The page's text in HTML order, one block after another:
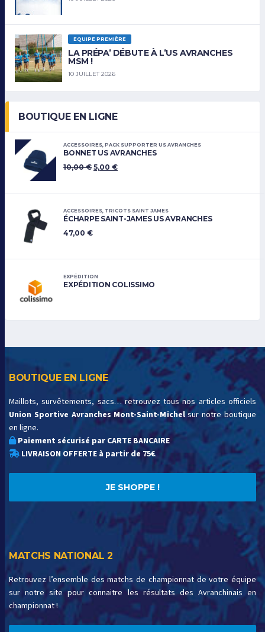
EQUIPE PREMIÈRE
LA PRÉPA’ DÉBUTE À L’US AVRANCHES
MSM !
10 JUILLET 2026
BOUTIQUE EN LIGNE
ACCESSOIRES, PACK SUPPORTER US AVRANCHES
BONNET US AVRANCHES
10,00€ 5,00 €
ACCESSOIRES, TRICOTS SAINT JAMES
ÉCHARPE SAINT-JAMES US AVRANCHES
47,00 €
EXPÉDITION
EXPÉDITION COLISSIMO
BOUTIQUE EN LIGNE
Maillots, survêtements, sacs… retrouvez tous nos articles officiels
Union Sportive Avranches Mont-Saint-Michelsur notre boutique
en ligne.
Paiement sécurisé par CARTE BANCAIRE
LIVRAISON OFFERTE à partir de 75€.
JE SHOPPE !
MATCHS NATIONAL 2
Retrouvez l’ensemble des matchs de championnat de votre équipe
sur notre site pour connaitre les résultats des Avranchinais en
championnat !